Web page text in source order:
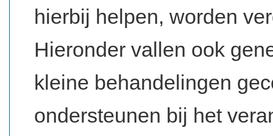
hierbij helpen, worden
Hieronder vallen ook
kleine behandelingen
ondersteunen bij het